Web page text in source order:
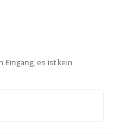
Eingang, es ist kein